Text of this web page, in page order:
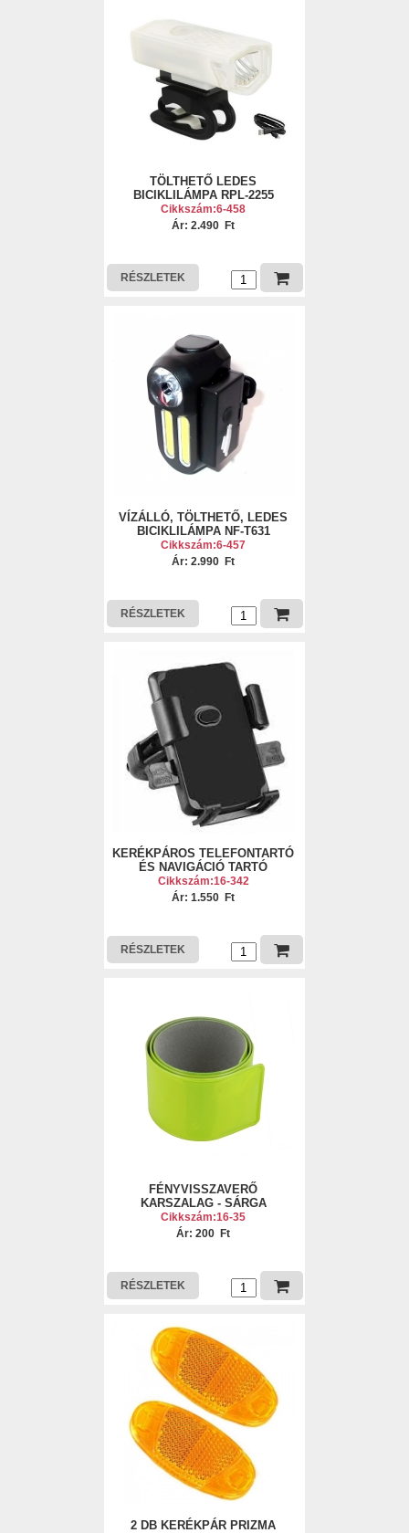
TÖLTHETŐ LEDES
BICIKLILÁMPA RPL-2255
Cikkszám:6-458
Ár: 2.490 Ft
RÉSZLETEK
VÍZÁLLÓ, TÖLTHETŐ, LEDES
BICIKLILÁMPA NF-T631
Cikkszám:6-457
Ár: 2.990 Ft
RÉSZLETEK
KERÉKPÁROS TELEFONTARTÓ
ÉS NAVIGÁCIÓ TARTÓ
Cikkszám:16-342
Ár: 1.550 Ft
RÉSZLETEK
FÉNYVISSZAVERŐ
KARSZALAG - SÁRGA
Cikkszám:16-35
Ár: 200 Ft
RÉSZLETEK
2 DB KERÉKPÁR PRIZMA